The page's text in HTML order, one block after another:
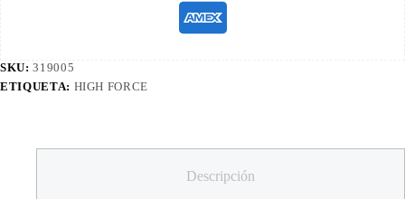
SKU:319005
ETIQUETA: HIGH FORCE
Descripción